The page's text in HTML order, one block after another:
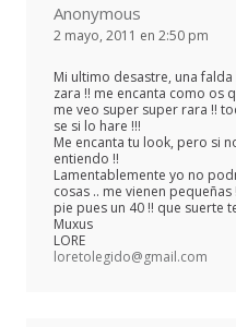
Anonymous
2 mayo, 2011 en 2:50 pm
Mi ultimo desastre, una
zara !! me encanta como os
me veo super super rara !!
se si lo hare !!!
Me encanta tu look, pero si
entiendo !!
Lamentablemente yo no
cosas .. me vienen
pie pues un 40 !! que suerte
Muxus
LORE
loretolegido@gmail.com